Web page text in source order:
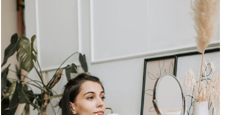
cuidado_facial1.jpeg